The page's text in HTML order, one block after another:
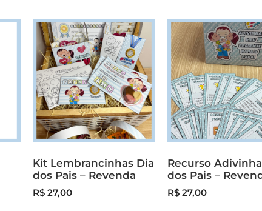
Kit Lembrancinhas Dia
dos Pais – Revenda
R$27,00
Recurso
dos Pais –
R$ 27,00